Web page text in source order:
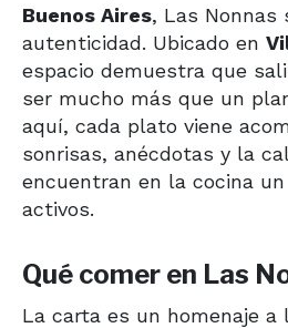
Buenos Aires, Las Nonnas
autenticidad. Ubicado en
espacio demuestra que
ser mucho más que un
aquí, cada plato viene
sonrisas, anécdotas y la
encuentran en la cocina
activos.
Qué comer en Las
La carta es un homenaje a